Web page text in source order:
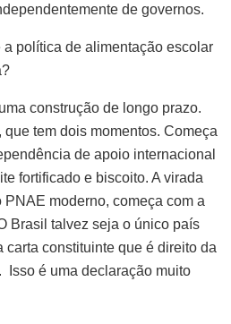
de governos.
a política de alimentação escolar
construção de longo prazo.
tem dois momentos. Começa
de apoio internacional
fortificado e biscoito. A virada
moderno, começa com a
Brasil talvez seja o único país
carta constituinte que é direito da
Isso é uma declaração muito